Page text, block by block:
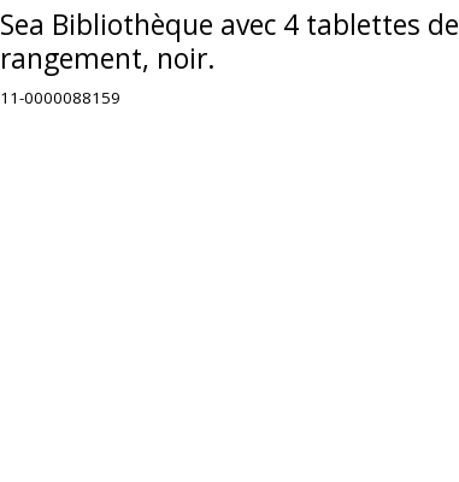
Sea Bibliothèque avec 4 tablettes de
rangement, noir.
11-0000088159